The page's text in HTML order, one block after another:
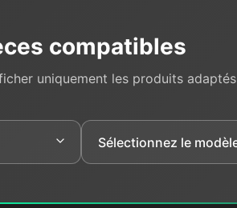
compatibles
uniquement les produits adaptés